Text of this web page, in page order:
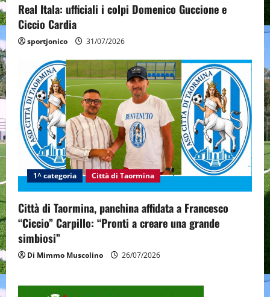
Real Itala: ufficiali i colpi Domenico Guccione e
Ciccio Cardia
sportjonico 31/07/2026
1^ categoria Città di Taormina
Città di Taormina, panchina affidata a Francesco
“Ciccio” Carpillo: “Pronti a creare una grande
simbiosi”
Di Mimmo Muscolino 26/07/2026